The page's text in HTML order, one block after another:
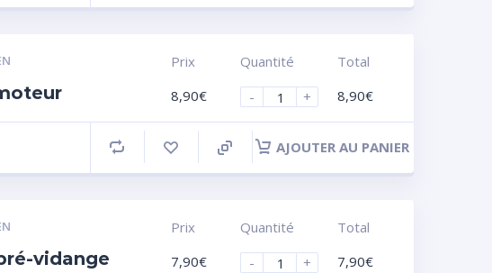
Prix
8,90€
Quantité
-
+
Total
8,90€
AJOUTER AU PANIER
vidange
Prix
7,90€
Quantité
-
+
Total
7,90€